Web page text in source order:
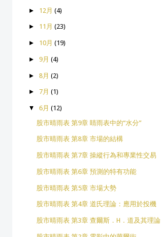
► 12月 (4)
► 11月 (23)
► 10月 (19)
► 9月 (4)
► 8月 (2)
► 7月 (1)
▼ 6月 (12)
股市晴雨表 第9章 睛雨表中的“水分”
股市晴雨表 第8章 市場的結構
股市晴雨表 第7章 操縱行為和專業性交易
股市晴雨表 第6章 預測的特有功能
股市晴雨表 第5章 市場大勢
股市晴雨表 第4章 道氏理論：應用於投機
股市晴雨表 第3章 查爾斯．H．道及其理論